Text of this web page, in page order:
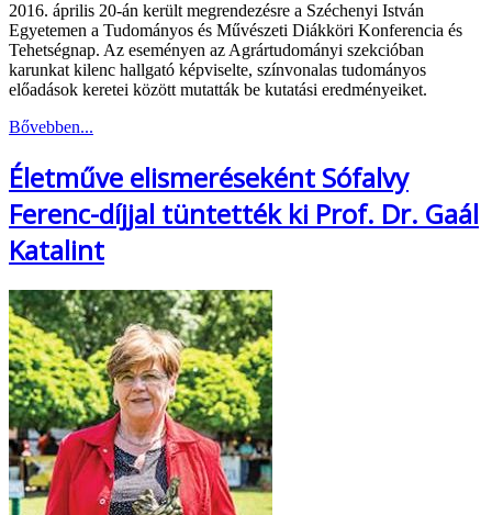
2016. április 20-án került megrendezésre a Széchenyi István
Egyetemen a Tudományos és Művészeti Diákköri Konferencia és
Tehetségnap. Az eseményen az Agrártudományi szekcióban
karunkat kilenc hallgató képviselte, színvonalas tudományos
előadások keretei között mutatták be kutatási eredményeiket.
Bővebben...
Életműve elismeréseként Sófalvy
Ferenc-díjjal tüntették ki Prof. Dr. Gaál
Katalint